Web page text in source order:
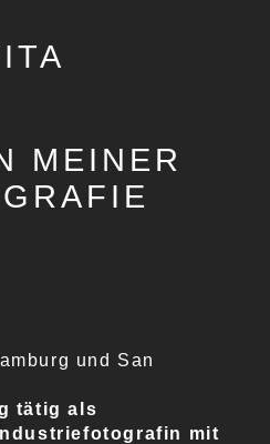
MEINER
und San
tätig als
mit